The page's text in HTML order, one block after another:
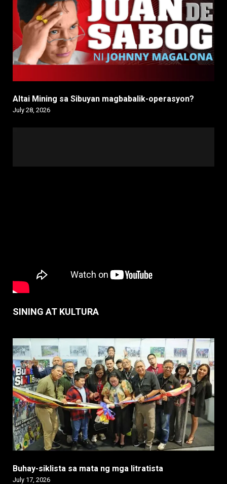
Altai Mining sa Sibuyan magbabalik-operasyon?
July 28, 2026
SINING AT KULTURA
Buhay-siklista sa mata ng mga litratista
July 17, 2026